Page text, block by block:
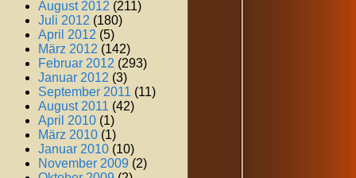
August 2012 (211)
Juli 2012 (180)
April 2012 (5)
März 2012 (142)
Februar 2012 (293)
Januar 2012 (3)
September 2011 (11)
August 2011 (42)
April 2010 (1)
März 2010 (1)
Januar 2010 (10)
November 2009 (2)